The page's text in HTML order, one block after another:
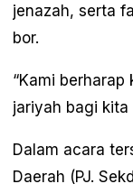
jenazah, serta
bor.
“Kami
jariyah bagi kita
Dalam acara
Daerah (PJ.